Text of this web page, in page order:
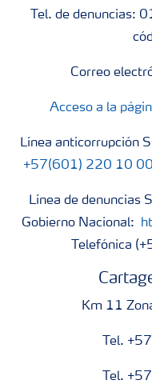
Tel. de
Correo
Acceso a la
Línea anticorrupción
+57(601) 220 10 00
Línea de denuncias
Gobierno Nacional:
Telefónica
Km 11
Tel.
Tel.